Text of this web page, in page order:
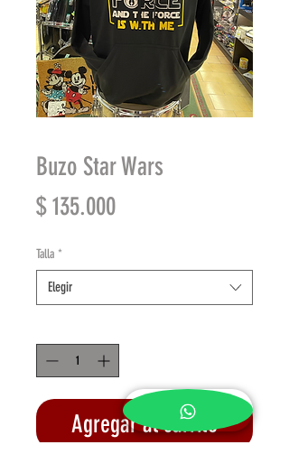
Buzo Star Wars
$ 135.000Precio
Talla *
Elegir
Agregar al carrito